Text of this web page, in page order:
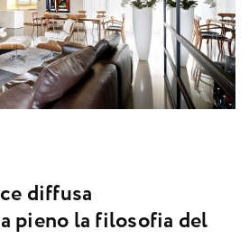
ce diffusa
a pieno la filosofia del